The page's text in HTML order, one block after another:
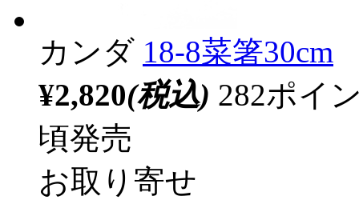
カンダ 18-8菜箸30cm
¥2,820(税込) 282ポイ
頃発売
お取り寄せ